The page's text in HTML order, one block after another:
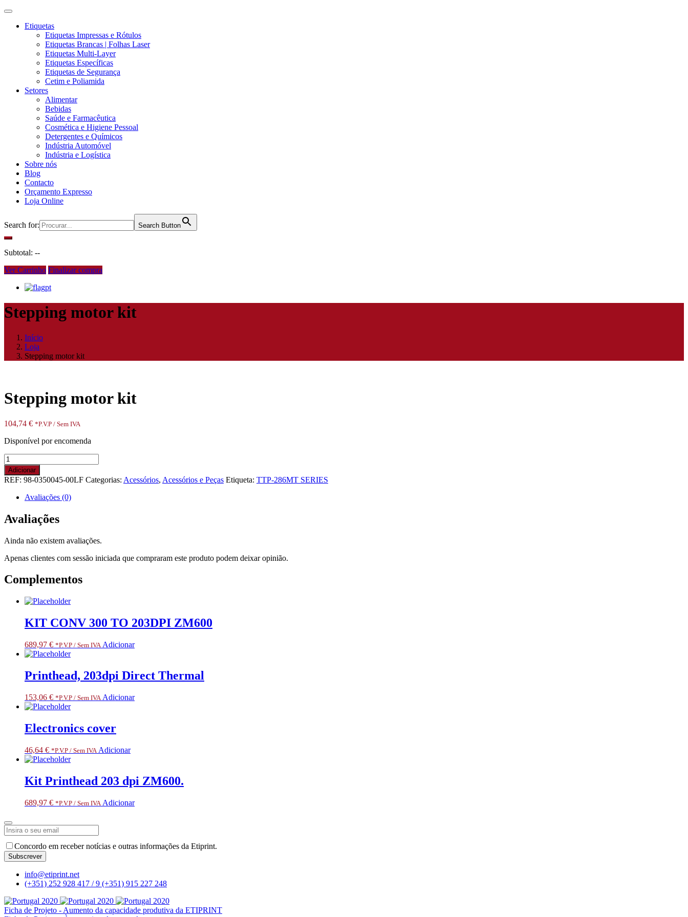
Etiquetas
Etiquetas Impressas e Rótulos
Etiquetas Brancas | Folhas Laser
Etiquetas Multi-Layer
Etiquetas Específicas
Etiquetas de Segurança
Cetim e Poliamida
Setores
Alimentar
Bebidas
Saúde e Farmacêutica
Cosmética e Higiene Pessoal
Detergentes e Químicos
Indústria Automóvel
Indústria e Logística
Sobre nós
Blog
Contacto
Orçamento Expresso
Loja Online
Search for: Search Button
Subtotal: --
Ver Carrinho Finalizar compra
pt
Stepping motor kit
Início
Loja
Stepping motor kit
Stepping motor kit
104,74 € *P.V.P / Sem IVA
Disponível por encomenda
Quantidade
de
Stepping
motor
Adicionar
REF: 98-0350045-00LF Categorias: Acessórios, Acessórios e Peças Etiqueta: TTP-286MT SERIES
Avaliações (0)
Avaliações
Ainda não existem avaliações.
Apenas clientes com sessão iniciada que compraram este produto podem deixar opinião.
Complementos
KIT CONV 300 TO 203DPI ZM600
689,97 € *P.V.P / Sem IVA Adicionar
Printhead, 203dpi Direct Thermal
153,06 € *P.V.P / Sem IVA Adicionar
Electronics cover
46,64 € *P.V.P / Sem IVA Adicionar
Kit Printhead 203 dpi ZM600.
689,97 € *P.V.P / Sem IVA Adicionar
Concordo em receber notícias e outras informações da Etiprint.
Subscrever
info@etiprint.net
(+351) 252 928 417 / 9 (+351) 915 227 248
Ficha de Projeto - Aumento da capacidade produtiva da ETIPRINT